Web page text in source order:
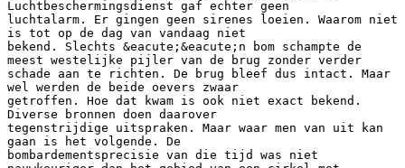
Luchtbeschermingsdienst gaf echter geen
luchtalarm. Er gingen geen sirenes loeien. Waarom niet
is tot op de dag van vandaag niet
bekend. Slechts &eacute;&eacute;n bom schampte de
meest westelijke pijler van de brug zonder verder
schade aan te richten. De brug bleef dus intact. Maar
wel werden de beide oevers zwaar
getroffen. Hoe dat kwam is ook niet exact bekend.
Diverse bronnen doen daarover
tegenstrijdige uitspraken. Maar waar men van uit kan
gaan is het volgende. De
bombardementsprecisie van die tijd was niet